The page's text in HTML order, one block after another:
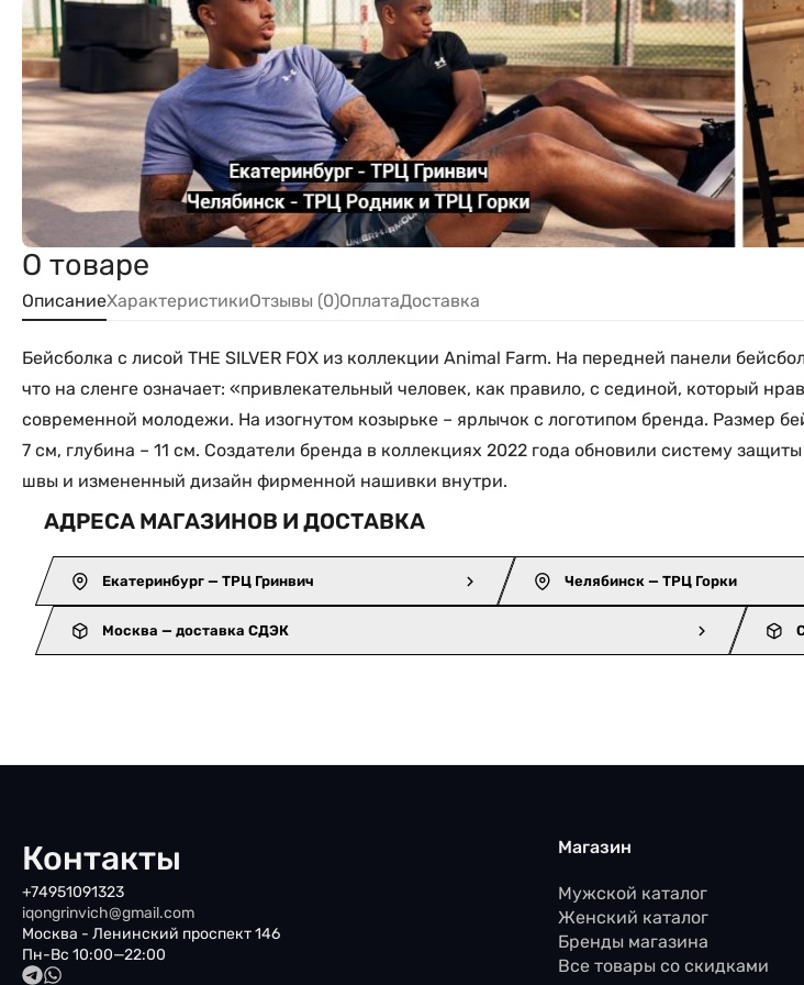
О товаре
ОписаниеХарактеристикиОтзывы (0)ОплатаДоставка
Бейсболка с лисой THE SILVER FOX из коллекции Animal Farm. На передней панели
что на сленге означает: «привлекательный человек, как правило, с сединой, который
современной молодежи. На изогнутом козырьке – ярлычок с логотипом бренда. Размер
7 см, глубина – 11 см. Создатели бренда в коллекциях 2022 года обновили систему
швы и измененный дизайн фирменной нашивки внутри.
АДРЕСА МАГАЗИНОВ И ДОСТАВКА
Екатеринбург — ТРЦ Гринвич Челябинск — ТРЦ Горки
Москва — доставка СДЭК
Контакты
+74951091323
iqongrinvich@gmail.com
Москва - Ленинский проспект 146
Пн-Вс 10:00—22:00
Магазин
Мужской каталог
Женский каталог
Бренды магазина
Все товары со скидками